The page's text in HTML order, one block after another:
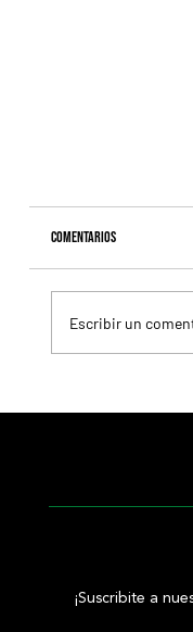
Comentarios
Escribir un
¡Suscribite a